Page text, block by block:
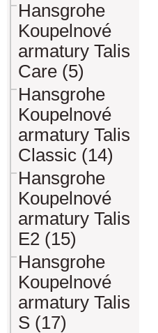
Hansgrohe
Koupelnové
armatury Talis
Care (5)
Hansgrohe
Koupelnové
armatury Talis
Classic (14)
Hansgrohe
Koupelnové
armatury Talis
E2 (15)
Hansgrohe
Koupelnové
armatury Talis
S (17)